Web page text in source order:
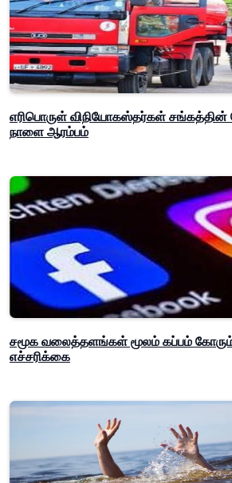
எரிபொருள் விநியோகஸ்தர்கள்
நாளை ஆரம்பம்
சமூக வலைத்தளங்கள் மூலம் கப்பம் கோரும்
எச்சரிக்கை